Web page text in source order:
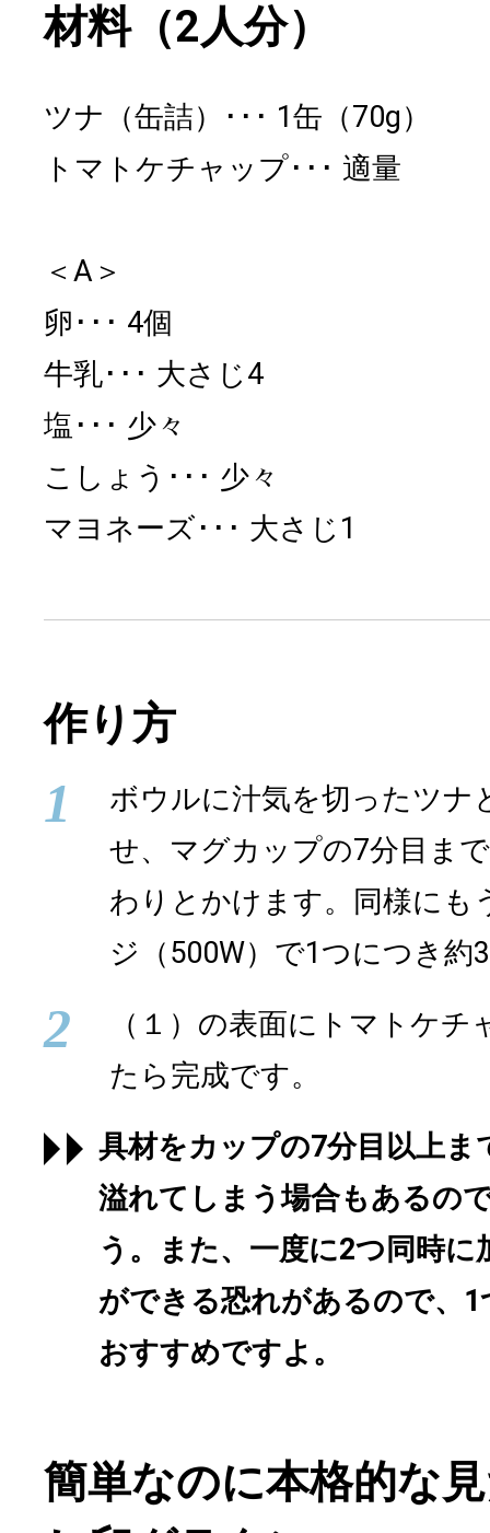
材料（2人分）
ツナ（缶詰）
1缶（70g）
トマトケチャップ
適量
＜A＞
卵
4個
牛乳
大さじ4
塩
少々
こしょう
少々
マヨネーズ
大さじ1
作り方
1
ボウルに汁気を切ったツナ
せ、マグカップの7分目ま
わりとかけます。同様にも
ジ（500W）で1つにつき約
2
（１）の表面にトマトケ
たら完成です。
具材をカップの7分目以上ま
溢れてしまう場合もあるの
う。また、一度に2つ同時
ができる恐れがあるので、
おすすめですよ。
簡単なのに本格的な